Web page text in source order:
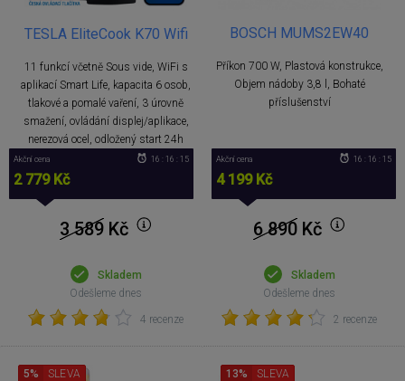
TESLA EliteCook K70 Wifi
11 funkcí včetně Sous vide, WiFi s
aplikací Smart Life, kapacita 6 osob,
tlakové a pomalé vaření, 3 úrovně
smažení, ovládání displej/aplikace,
nerezová ocel, odložený start 24h
Akční cena
2 779 Kč
16 : 16 : 14
3 589 Kč
Skladem
Odešleme dnes
4 recenze
BOSCH MUMS2EW40
Příkon 700 W, Plastová konstrukce,
Objem nádoby 3,8 l, Bohaté
příslušenství
Akční cena
4 199 Kč
16 : 16 : 14
6 890 Kč
Skladem
Odešleme dnes
2 recenze
5% SLEVA 13% SLEVA